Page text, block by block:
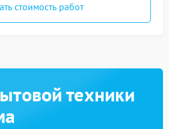
стоимость работ
техники